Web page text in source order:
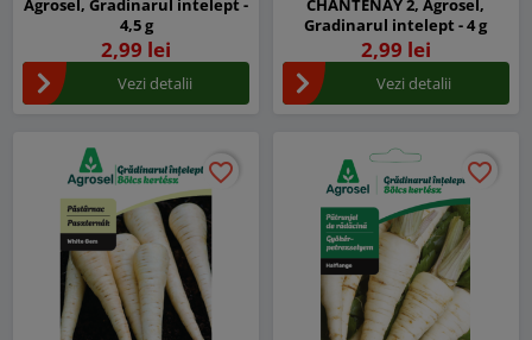
Agrosel, Gradinarul intelept -
4,5 g
2,99 lei
Vezi detalii
CHANTENAY 2, Agrosel,
Gradinarul intelept - 4 g
2,99 lei
Vezi detalii
favorite_border
favorite_border favorite_border
favorite_border